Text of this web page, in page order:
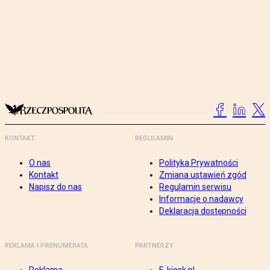
KONTAKT
O nas
Kontakt
Napisz do nas
REGULAMIN
Polityka Prywatności
Zmiana ustawień zgód
Regulamin serwisu
Informacje o nadawcy
Deklaracja dostępności
REKLAMA I PRENUMERATA PARTNERZY